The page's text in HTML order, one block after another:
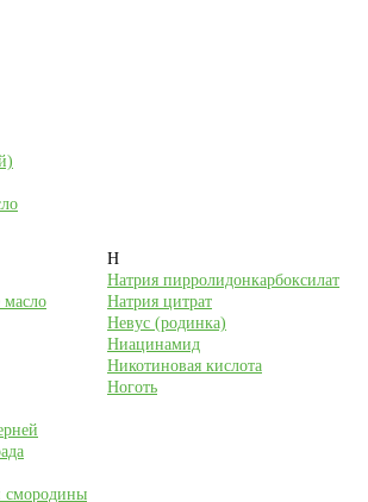
смородины
Н
Натрия пирролидонкарбоксилат
Натрия цитрат
Невус (родинка)
Ниацинамид
Никотиновая кислота
Ноготь